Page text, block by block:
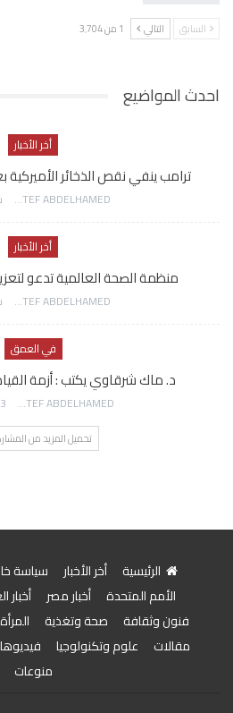
السابق التالي 1 من 3٬704
احدث المواضيع
أخر الأخبار
ترامب ينفي نقص الذخائر
AWATEF ABDELHAMED
أخر الأخبار
منظمة الصحة العالمية تدعو
AWATEF ABDELHAMED
في العمق
د. ماك شرقاوي يكتب : أزمة
AWATEF ABDELHAMED 3 ساعات منذ
تحميل المزيد من
الرئيسية أخر الأخبار سياسة
الأمم المتحدة
أخبار مصر أخبار
فنون وثقافة
صحة وتغذية
مقالات
علوم وتكنولوجيا
منوعات